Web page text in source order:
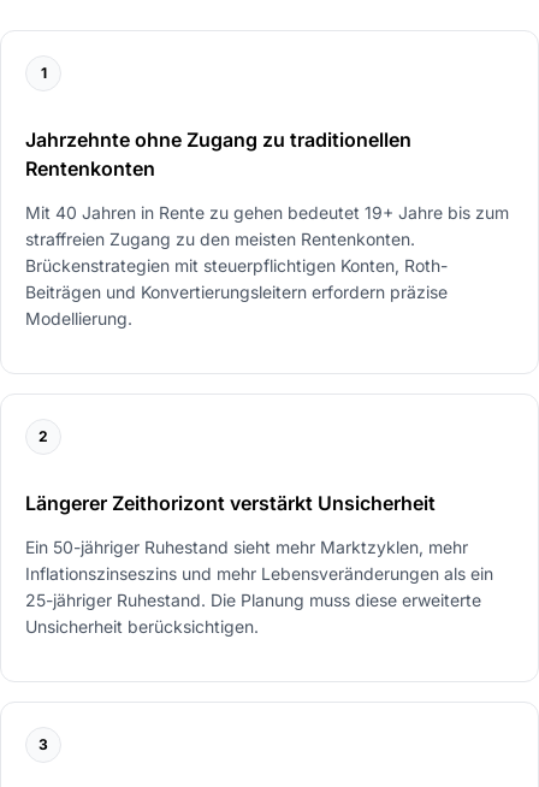
1
Jahrzehnte ohne Zugang zu traditionellen
Rentenkonten
Mit 40 Jahren in Rente zu gehen bedeutet 19+ Jahre bis zum
straffreien Zugang zu den meisten Rentenkonten.
Brückenstrategien mit steuerpflichtigen Konten, Roth-
Beiträgen und Konvertierungsleitern erfordern präzise
Modellierung.
2
Längerer Zeithorizont verstärkt Unsicherheit
Ein 50-jähriger Ruhestand sieht mehr Marktzyklen, mehr
Inflationszinseszins und mehr Lebensveränderungen als ein
25-jähriger Ruhestand. Die Planung muss diese erweiterte
Unsicherheit berücksichtigen.
3